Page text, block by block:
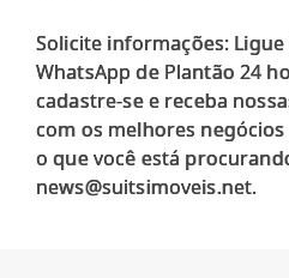
Solicite informações: Ligue
WhatsApp de Plantão 24
cadastre-se e receba
com os melhores
o que você está